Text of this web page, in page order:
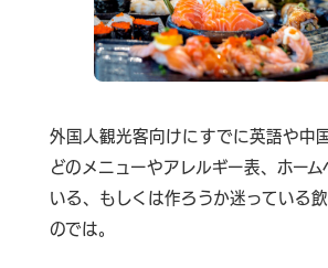
外国人観光客向けにすでに英語や中
どのメニューやアレルギー表、ホー
いる、もしくは作ろうか迷っている
のでは。